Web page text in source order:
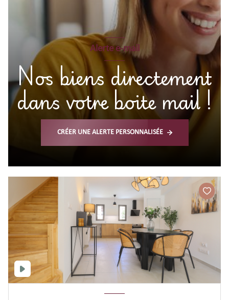
Alerte e-mail
Nos biens directement
dans votre boite mail !
CRÉER UNE ALERTE PERSONNALISÉE